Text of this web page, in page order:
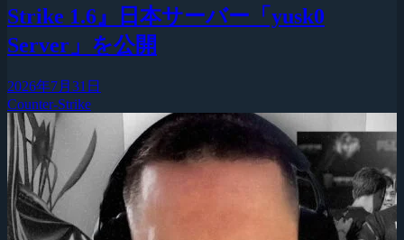
Strike 1.6』日本サーバー「yusk0
Server」を公開
2026年7月31日
Counter-Strike